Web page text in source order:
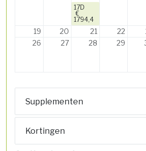
17D
€
1794,4
19 20 21 22
26
27 28 29
Supplementen
Kortingen